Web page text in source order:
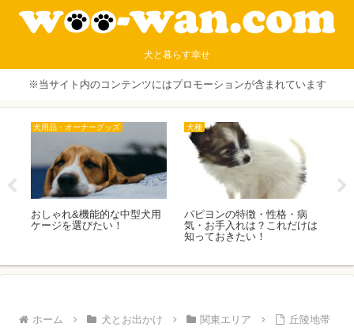
犬と暮らす幸せ
※当サイト内のコンテンツにはプロモーションが含まれています
犬との生活
大切な家族 ペットのための
神奈川の火葬場
中部エリア
わんちゃんと一緒に八ヶ岳・
美しの森登山
ホーム 犬とお出かけ 関東エリア
丘陵地帯